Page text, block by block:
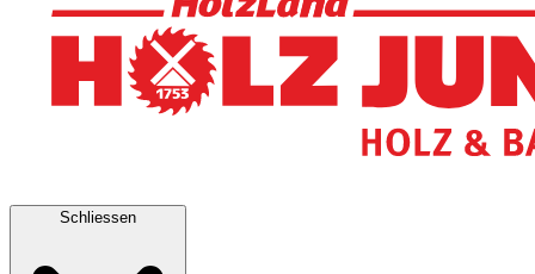
Schliessen